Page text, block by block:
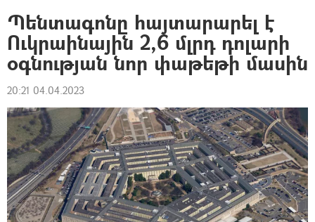
Պենտագոնը հայտարարել է
Ուկրաինային 2,6 մլրդ դոլարի
օգնության նոր փաթեթի մասին
20:21 04.04.2023